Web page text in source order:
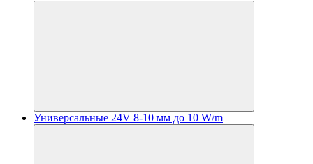
Универсальные 24V 8-10 мм до 10 W/m